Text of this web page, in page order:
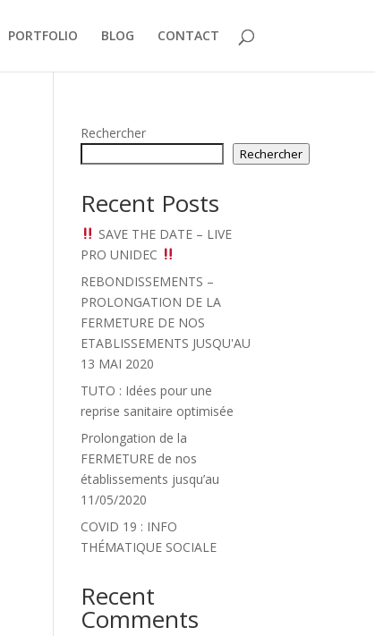
PORTFOLIO BLOG CONTACT
Rechercher
Rechercher
Recent Posts
SAVE THE DATE – LIVE
PRO UNIDEC
REBONDISSEMENTS –
PROLONGATION DE LA
FERMETURE DE NOS
ETABLISSEMENTS JUSQU'AU
13 MAI 2020
TUTO : Idées pour une
reprise sanitaire optimisée
Prolongation de la
FERMETURE de nos
établissements jusqu’au
11/05/2020
COVID 19 : INFO
THÉMATIQUE SOCIALE
Recent
Comments